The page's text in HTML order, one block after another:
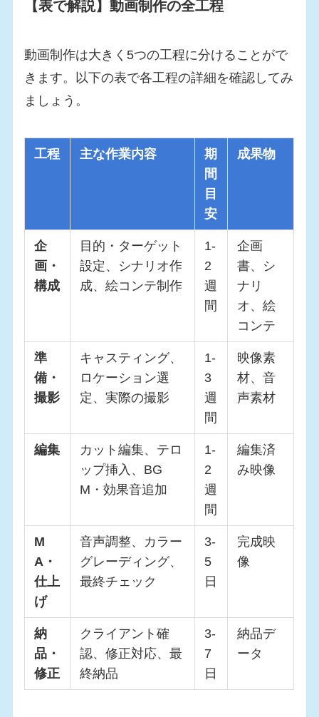
【表で解説】動画制作の全工程
動画制作は大きく5つの工程に分けることがで
きます。以下の表で各工程の詳細を確認してみ
ましょう。
工程 主な作業内容
期
間
目
安
成果物
企
画・
構成
目的・ターゲット
設定、シナリオ作
成、絵コンテ制作
1-
2
週
間
企画
書、シ
ナリ
オ、絵
コンテ
準
備・
撮影
キャスティング、
ロケーション選
定、実際の撮影
1-
3
週
間
映像素
材、音
声素材
編集
カット編集、テロ
ップ挿入、BG
M・効果音追加
1-
2
週
間
編集済
み映像
M
A・
仕上
げ
音声調整、カラー
グレーディング、
最終チェック
3-
5
日
完成映
像
納
品・
修正
クライアント確
認、修正対応、最
終納品
3-
7
日
納品デ
ータ